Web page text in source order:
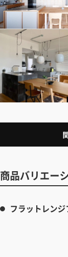
商品バリエー
フラットレン